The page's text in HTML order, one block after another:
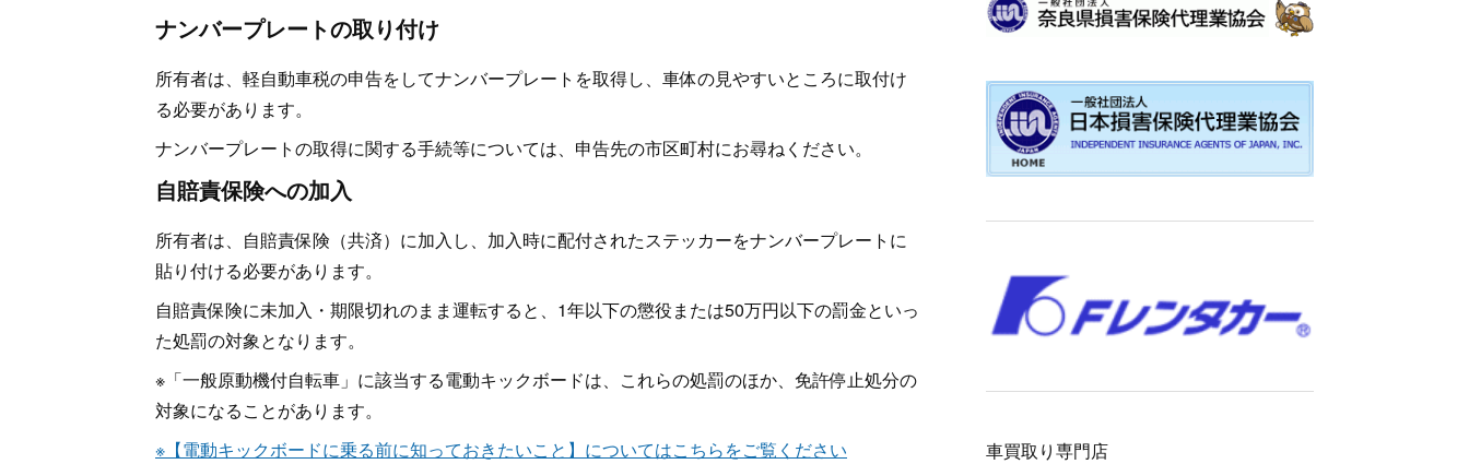
ナンバープレートの取り付け
所有者は、軽自動車税の申告をしてナンバープレートを取得し、車体の見やすいところに取付け
る必要があります。
ナンバープレートの取得に関する手続等については、申告先の市区町村にお尋ねください。
自賠責保険への加入
所有者は、自賠責保険（共済）に加入し、加入時に配付されたステッカーをナンバープレートに
貼り付ける必要があります。
自賠責保険に未加入・期限切れのまま運転すると、1年以下の懲役または50万円以下の罰金といっ
た処罰の対象となります。
※「一般原動機付自転車」に該当する電動キックボードは、これらの処罰のほか、免許停止処分の
対象になることがあります。
※【電動キックボードに乗る前に知っておきたいこと】についてはこちらをご覧ください
車買取り専門店